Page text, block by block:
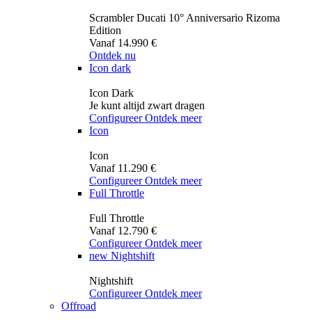
Scrambler Ducati 10° Anniversario Rizoma
Edition
Vanaf 14.990 €
Ontdek nu
Icon dark
Icon Dark
Je kunt altijd zwart dragen
Configureer Ontdek meer
Icon
Icon
Vanaf 11.290 €
Configureer Ontdek meer
Full Throttle
Full Throttle
Vanaf 12.790 €
Configureer Ontdek meer
new Nightshift
Nightshift
Configureer Ontdek meer
Offroad